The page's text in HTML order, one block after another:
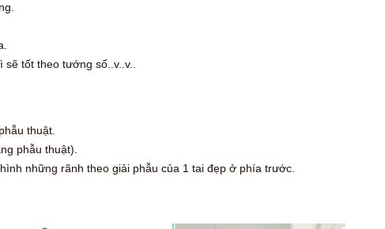
tốt theo tướng số..v..v..
thuật.
phẫu thuật).
những rãnh theo giải phẫu của 1 tai đẹp ở phía trước.